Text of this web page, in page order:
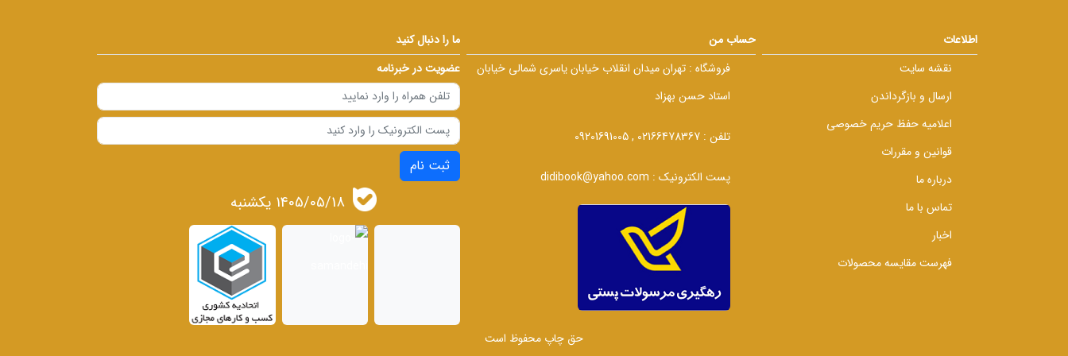
اطلاعات
نقشه سایت
ارسال و بازگرداندن
اعلامیه حفظ حریم خصوصی
قوانین و مقررات
درباره ما
تماس با ما
اخبار
فهرست مقایسه محصولات
حساب من
فروشگاه : تهران میدان انقلاب خیابان یاسری شمالی خیابان
استاد حسن بهزاد
تلفن : 02166478367 , 09201691005
پست الکترونیک : didibook@yahoo.com
ما را دنبال کنید
عضویت در خبرنامه
ثبت نام
1405/05/18 يكشنبه
حق چاپ محفوظ است